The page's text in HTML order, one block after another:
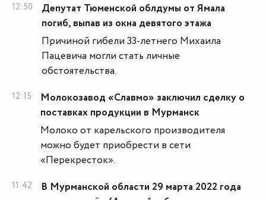
12:50
Депутат Тюменской облдумы от Ямала
погиб, выпав из окна девятого этажа
Причиной гибели 33-летнего Михаила
Пацевича могли стать личные
обстоятельства.
12:15
Молокозавод «Славмо» заключил сделку о
поставках продукции в Мурманск
Молоко от карельского производителя
можно будет приобрести в сети
«Перекресток».
11:42
В Мурманской области 29 марта 2022 года